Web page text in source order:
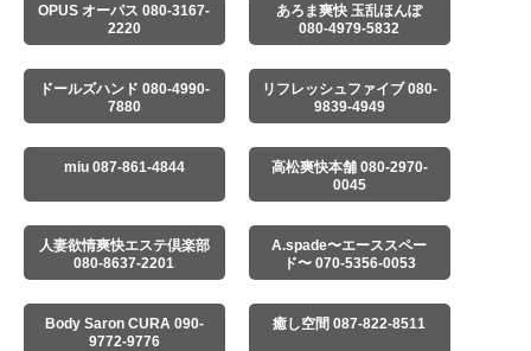
OPUS オーパス 080-3167-
2220
あろま爽快 玉乱ほんぽ
080-4979-5832
ドールズハンド 080-4990-
7880
リフレッシュファイブ 080-
9839-4949
miu 087-861-4844
高松爽快本舗 080-2970-
0045
人妻欲情爽快エステ倶楽部
080-8637-2201
A.spade〜エーススペー
ド〜 070-5356-0053
Body Saron CURA 090-
9772-9776
癒し空間 087-822-8511